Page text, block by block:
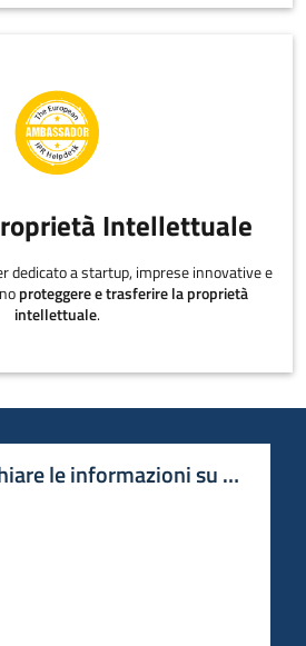
Intellettuale
dedicato a startup, imprese innovative e
proteggere e trasferire la proprietà
intellettuale.
le informazioni su questa